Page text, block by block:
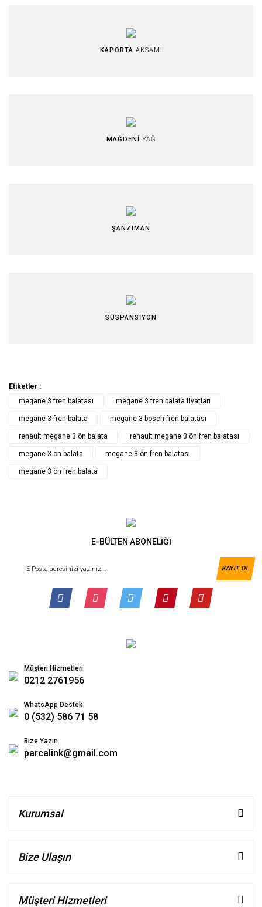
KAPORTA AKSAMI
MAĞDENİ YAĞ
ŞANZIMAN
SÜSPANSİYON
Etiketler :
megane 3 fren balatası
megane 3 fren balata fiyatları
megane 3 fren balata megane 3 bosch fren balatası
renault megane 3 ön balata renault megane 3 ön fren balatası
megane 3 ön balata megane 3 ön fren balatası
megane 3 ön fren balata
E-BÜLTEN ABONELİĞİ
KAYIT OL
Müşteri Hizmetleri
0212 2761956
WhatsApp Destek
0 (532) 586 71 58
Bize Yazın
parcalink@gmail.com
Kurumsal
Bize Ulaşın
Müşteri Hizmetleri